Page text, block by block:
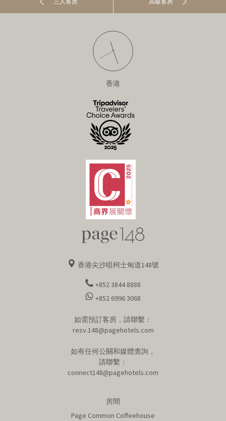
三人客房 高級客房
香港
香港尖沙咀柯士甸道148號
+852 3844 8888
+852 6996 3068
如需預訂客房，請聯繫：
resv.148@pagehotels.com
如有任何公關和媒體查詢，
請聯繫：
connect148@pagehotels.com
房間
Page Common Coffeehouse